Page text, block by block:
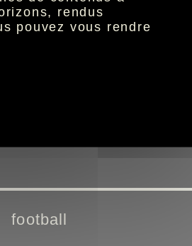
football
rendus
pouvez vous rendre